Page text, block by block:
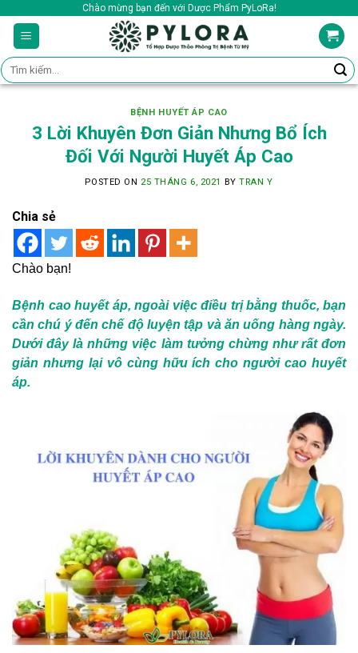
content
Chào mừng bạn đến với Dược Phẩm PyLoRa!
Tìm
kiếm:
BỆNH HUYẾT ÁP CAO
3 Lời Khuyên Đơn Giản Nhưng Bổ Ích
Đối Với Người Huyết Áp Cao
POSTED ON 25 THÁNG 6, 2021 BYTRAN Y
Chia sẻ
Chào bạn!
Bệnh cao huyết áp, ngoài việc điều trị bằng thuốc, bạn
cần chú ý đến chế độ luyện tập và ăn uống hàng ngày.
Dưới đây là những việc làm tưởng chừng như rất đơn
giản nhưng lại vô cùng hữu ích cho người cao huyết
áp.